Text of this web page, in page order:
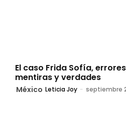
El caso Frida Sofía,
mentiras y verdades
México Leticia Joy - septiembre